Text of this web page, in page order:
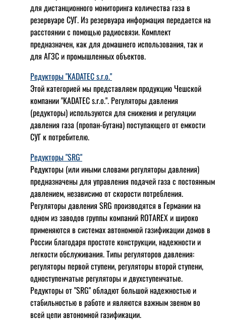
для дистанционного мониторинга количества газа в
резервуаре СУГ. Из резервуара информация передается на
расстоянии с помощью радиосвязи. Комплект
предназначен, как для домашнего использования, так и
для АГЗС и промышленных объектов.
Редукторы "KADATEC s.r.o."
Этой категорией мы представляем продукцию Чешской
компании "KADATEC s.r.o.". Регуляторы давления
(редукторы) используются для снижения и регуляции
давления газа (пропан-бутана) поступающего от емкости
СУГ к потребителю.
Редукторы "SRG"
Редукторы (или иными словами регуляторы давления)
предназначены для управления подачей газа с постоянным
давлением, независимо от скорости потребления.
Регуляторы давления SRG производятся в Германии на
одном из заводов группы компаний ROTAREX и широко
применяются в системах автономной газификации домов в
России благодаря простоте конструкции, надежности и
легкости обслуживания. Типы регуляторов давления:
регуляторы первой ступени, регуляторы второй ступени,
одноступенчатые регуляторы и двухступенчатые.
Редукторы от "SRG" обладют большой надежностью и
стабильностью в работе и являются важным звеном во
всей цепи автономной газификации.